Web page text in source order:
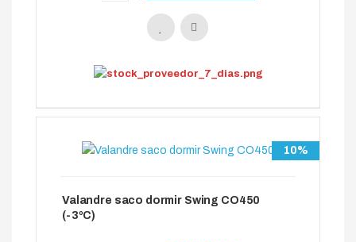
10%
Valandre saco dormir Swing CO450
(-3ºC)